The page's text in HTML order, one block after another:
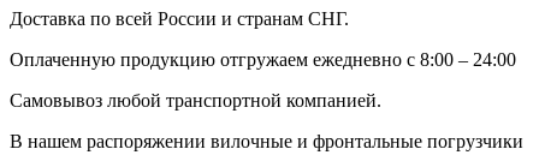
Доставка по всей России и странам СНГ.
Оплаченную продукцию отгружаем ежедневно с 8:00 – 24:00
Самовывоз любой транспортной компанией.
В нашем распоряжении вилочные и фронтальные погрузчики